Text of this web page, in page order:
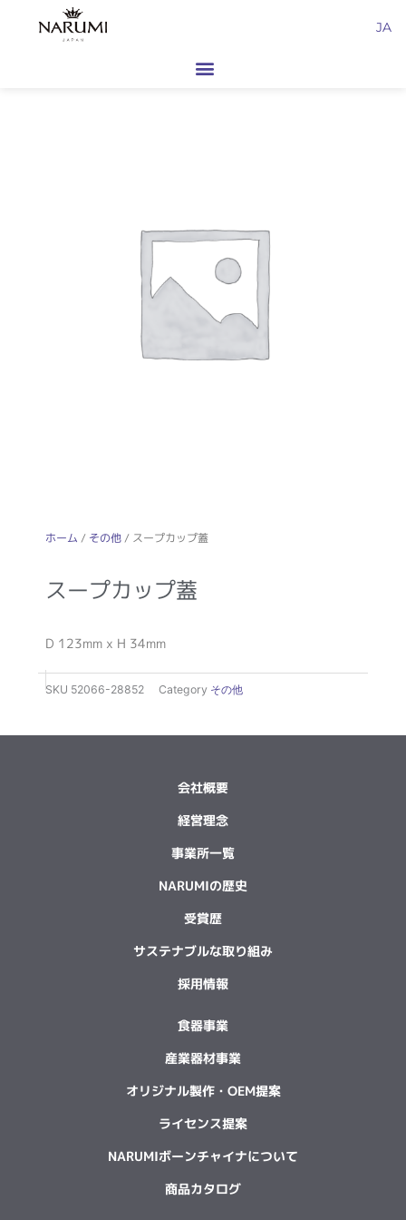
JA
ホーム / その他/ スープカップ蓋
スープカップ蓋
D 123mm x H 34mm
SKU 52066-28852 Category その他
会社概要
経営理念
事業所一覧
NARUMIの歴史
受賞歴
サステナブルな取り組み
採用情報
食器事業
産業器材事業
オリジナル製作・OEM提案
ライセンス提案
NARUMIボーンチャイナについて
商品カタログ